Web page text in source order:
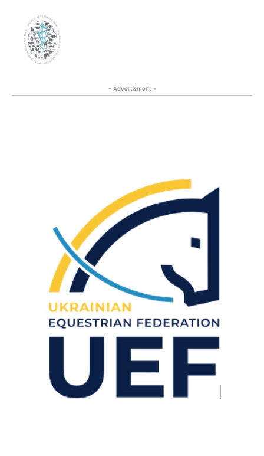
- Advertisment -